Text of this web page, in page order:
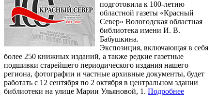
подготовила к 100-летию
областной газеты «Красный
Север» Вологодская областная
библиотека имени И. В.
Бабушкина.
Экспозиция, включающая в себя
более 250 книжных изданий, а также редкие газетные
подшивки старейшего периодического издания нашего
региона, фотографии и частные архивные документы, будет
работать с 12 сентября по 2 октября в центральном здании
библиотеки на улице Марии Ульяновой, 1. Подробнее